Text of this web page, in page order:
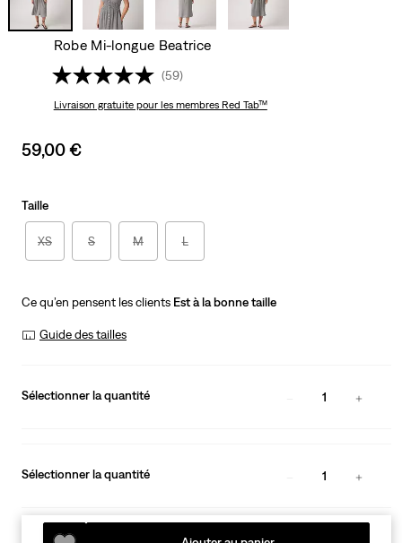
Robe Mi-longue Beatrice
(59)
Livraison gratuitepour les membres Red Tab™
Sale
59,00 €
Taille
XS S M L
Ce qu’en pensent les clients Est à la bonne taille
Guide des tailles
Sélectionner la quantité 1
Sélectionner la quantité 1